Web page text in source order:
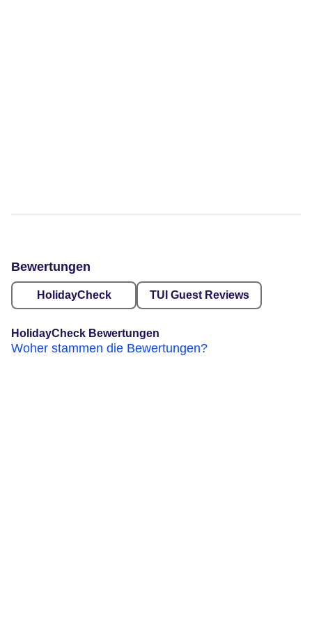
Bewertungen
HolidayCheck TUI Guest Reviews
HolidayCheck Bewertungen
Woher stammen die Bewertungen?